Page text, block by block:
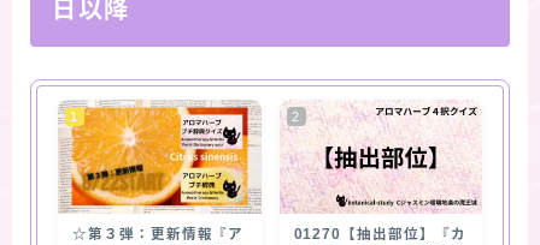
日以降
☆第３弾：更新情報『ア
01270【抽出部位】『カ